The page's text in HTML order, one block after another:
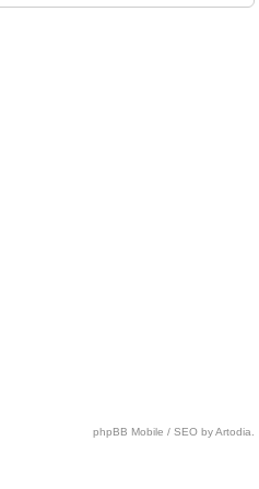
phpBB Mobile / SEO by Artodia.